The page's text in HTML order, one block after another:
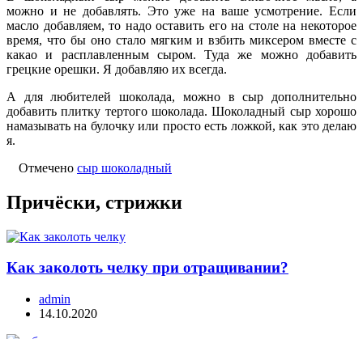
можно и не добавлять. Это уже на ваше усмотрение. Если
масло добавляем, то надо оставить его на столе на некоторое
время, что бы оно стало мягким и взбить миксером вместе с
какао и расплавленным сыром. Туда же можно добавить
грецкие орешки. Я добавляю их всегда.
А для любителей шоколада, можно в сыр дополнительно
добавить плитку тертого шоколада. Шоколадный сыр хорошо
намазывать на булочку или просто есть ложкой, как это делаю
я.
Отмечено сыр шоколадный
Причёски, стрижки
Как заколоть челку при отращивании?
admin
14.10.2020